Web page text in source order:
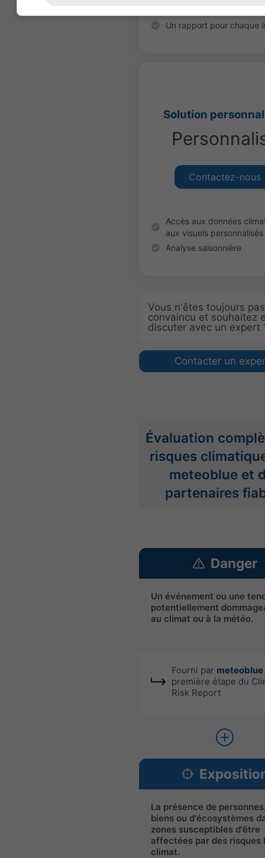
Un rapport pour chaque
Solution
Contactez-nous
Accès aux données
aux visuels personnalisés
Analyse saisonnière
Vous n'êtes toujours pas
convaincu et souhaitez
discuter avec un expert
Contacter un
Évaluation
risques
meteoblue et
partenaires
Danger
Un événement ou une
potentiellement
au climat ou à la météo.
Fourni par meteoblue
première étape du
Risk Report
La présence de
biens ou d'écosystèmes
zones susceptibles d'être
affectées par des risques
climat.